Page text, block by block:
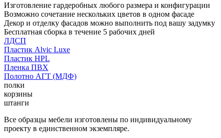
Изготовление гардеробных любого размера и конфигурации
Возможно сочетание нескольких цветов в одном фасаде
Декор и отделку фасадов можно выполнить под вашу задумку
Бесплатная сборка в течение 5 рабочих дней
ЛДСП
Пластик Alvic Luxe
Пластик HPL
Пленка ПВХ
Полотно АГТ (МДФ)
полки
корзины
штанги
Все образцы мебели изготовлены по индивидуальному
проекту в единственном экземпляре.